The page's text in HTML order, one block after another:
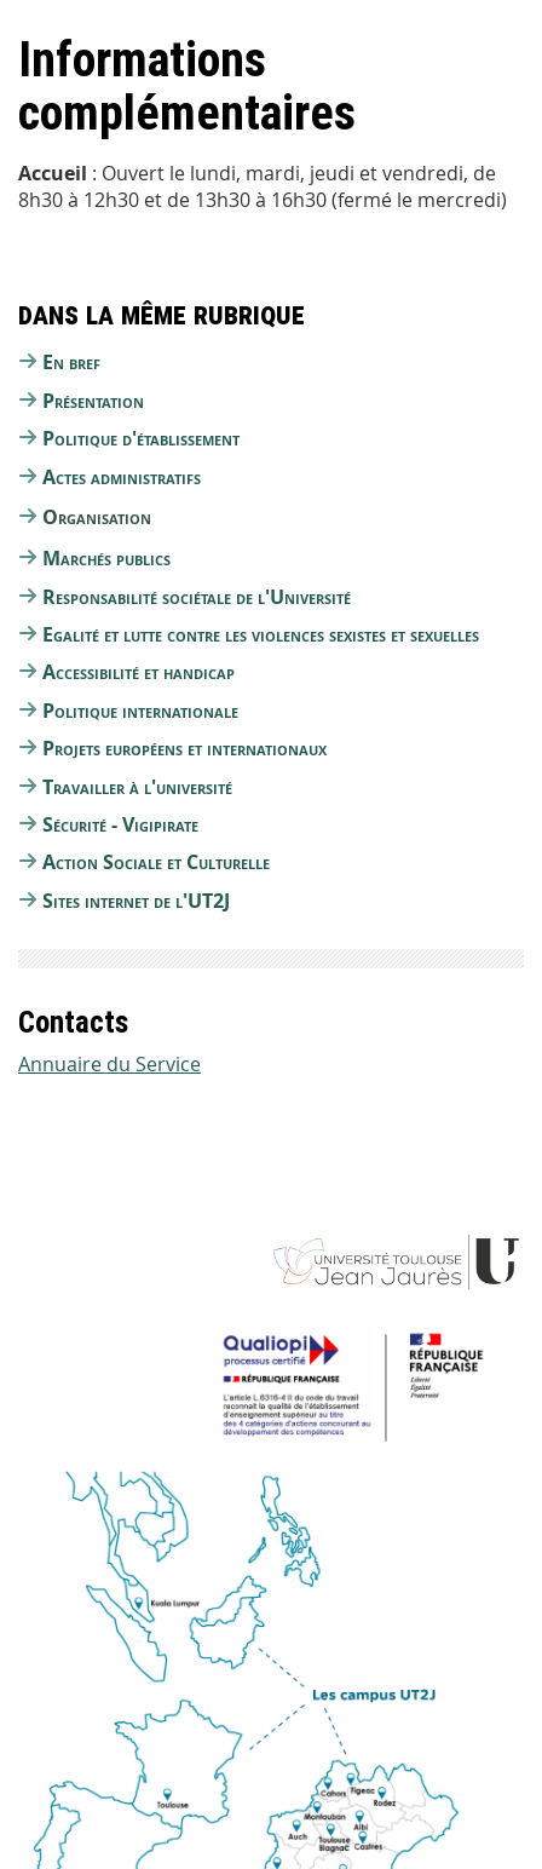
Informations
complémentaires
Accueil : Ouvert le lundi, mardi, jeudi et vendredi, de
8h30 à 12h30 et de 13h30 à 16h30 (fermé le mercredi)
Dans la même rubrique
En bref
Présentation
Politique d'établissement
Actes administratifs
Organisation
Marchés publics
Responsabilité sociétale de l'Université
Egalité et lutte contre les violences sexistes et sexuelles
Accessibilité et handicap
Politique internationale
Projets européens et internationaux
Travailler à l'université
Sécurité - Vigipirate
Action Sociale et Culturelle
Sites internet de l'UT2J
Contacts
Annuaire du Service